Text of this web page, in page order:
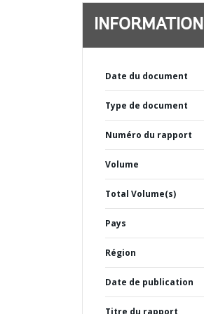
INFORMATION
Date du document
Type de document
Numéro du rapport
Volume
Total Volume(s)
Pays
Région
Date de publication
Titre du rapport